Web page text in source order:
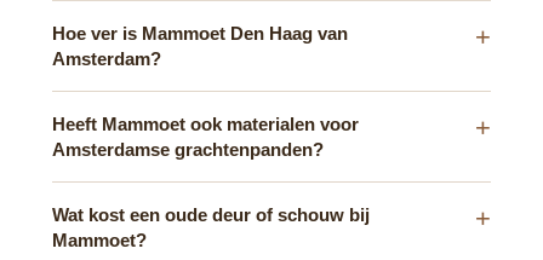
Hoe ver is Mammoet Den Haag van
Amsterdam?
Heeft Mammoet ook materialen voor
Amsterdamse grachtenpanden?
Wat kost een oude deur of schouw bij
Mammoet?